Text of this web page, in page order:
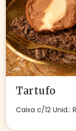
Tartufo
Caixa c/12 Unid.: